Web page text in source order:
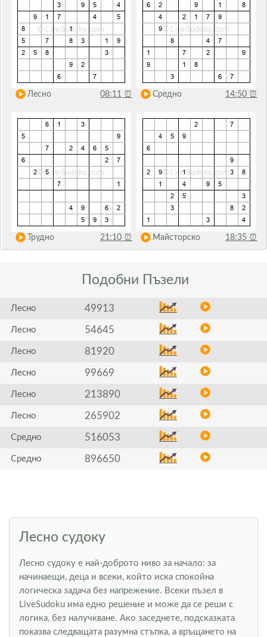
Лесно 08:11 ⏰ Средно 14:50 ⏰
Трудно 21:10 ⏰ Майсторско 18:35 ⏰
Подобни Пъзели
Лесно 49913
Лесно 54645
Лесно 81920
Лесно 99669
Лесно 213890
Лесно 265902
Средно 516053
Средно 896650
Лесно судоку
Лесно судоку е най-доброто ниво за начало: за
начинаещи, деца и всеки, който иска спокойна
логическа задача без напрежение. Всеки пъзел в
LiveSudoku има едно решение и може да се реши с
логика, без налучкване. Ако заседнете, подсказката
показва следващата разумна стъпка, а връщането на